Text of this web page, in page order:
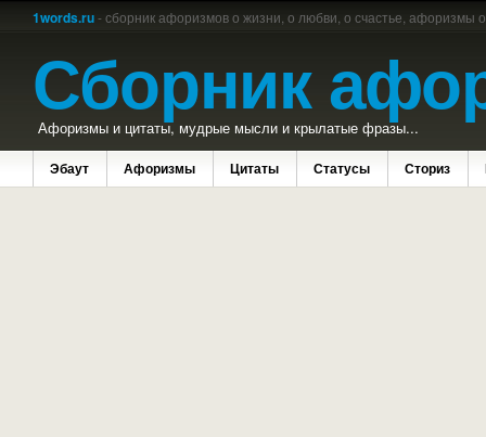
1words.ru- сборник афоризмов о жизни, о любви, о счастье,
Сборник
Афоризмы и цитаты, мудрые мысли и крылатые фразы...
Эбаут Афоризмы Цитаты Статусы Сториз